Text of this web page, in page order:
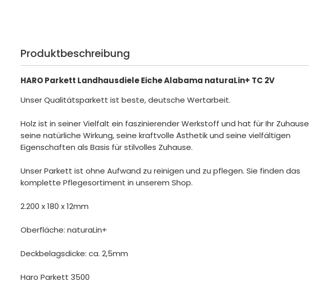
Produktbeschreibung
HARO Parkett Landhausdiele Eiche Alabama naturaLin+ TC 2V
Unser Qualitätsparkett ist beste, deutsche Wertarbeit.
Holz ist in seiner Vielfalt ein faszinierender Werkstoff und hat für Ihr Zuhause
seine natürliche Wirkung, seine kraftvolle Ästhetik und seine vielfältigen
Eigenschaften als Basis für stilvolles Zuhause.
Unser Parkett ist ohne Aufwand zu reinigen und zu pflegen. Sie finden das
komplette Pflegesortiment in unserem Shop.
2.200 x 180 x 12mm
Oberfläche: naturaLin+
Deckbelagsdicke: ca. 2,5mm
Haro Parkett 3500